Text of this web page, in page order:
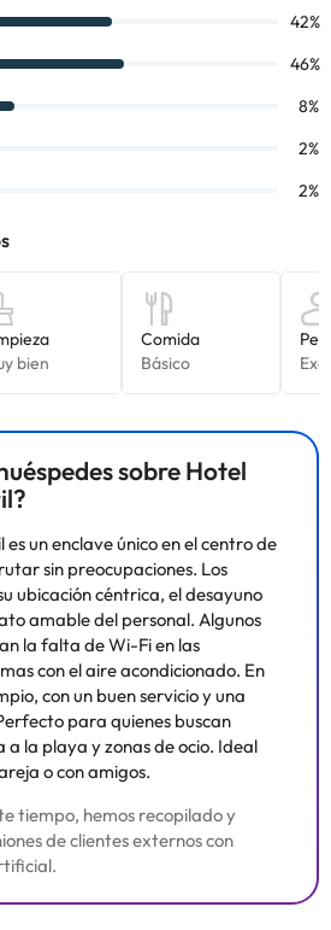
sobre Hotel
un enclave único en el centro de
sin preocupaciones. Los
ubicación céntrica, el desayuno
amable del personal. Algunos
la falta de Wi-Fi en las
con el aire acondicionado. En
con un buen servicio y una
para quienes buscan
la playa y zonas de ocio. Ideal
o con amigos.
tiempo, hemos recopilado y
de clientes externos con